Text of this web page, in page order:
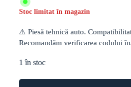
fost:
200.00 lei.
120.00 lei.
Stoc limitat în magazin
⚠️ Piesă tehnică auto.
Recomandăm verificarea codului
1 în stoc